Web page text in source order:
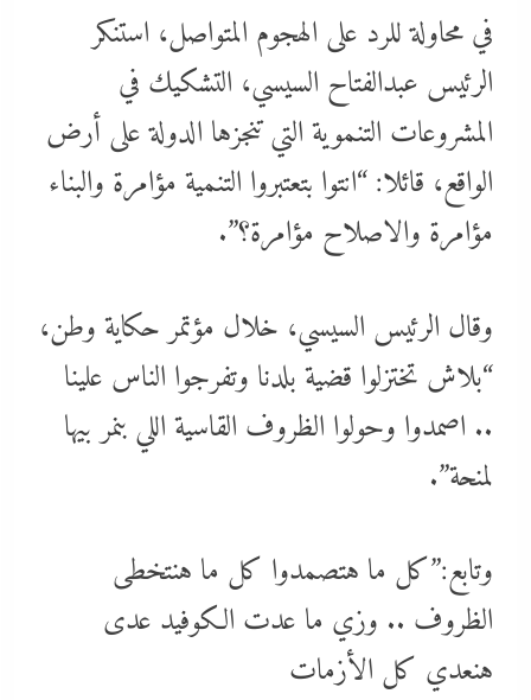
في محاولة للرد على الهجوم المتواصل، استنكر
الرئيس عبدالفتاح السيسي، التشكيك في
المشروعات التنموية التي تنجزها الدولة على أرض
الواقع، قائلا: “انتوا بتعتبروا التنمية مؤامرة والبناء
مؤامرة والاصلاح مؤامرة؟”.
وقال الرئيس السيسي، خلال مؤتمر حكاية وطن،
“بلاش تختزلوا قضية بلدنا وتفرجوا الناس علينا
.. اصمدوا وحولوا الظروف القاسية اللي بنمر بيها
لمنحة”.
وتابع:”كل ما هتصمدوا كل ما هنتخطى
الظروف .. وزي ما عدت الكوفيد عدى
هنعدي كل الأزمات